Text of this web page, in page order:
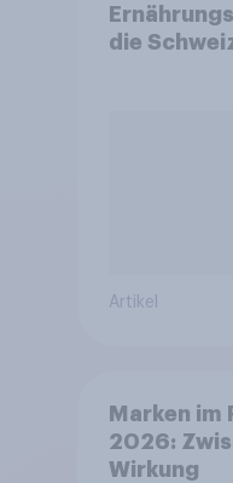
die
Artikel
Marken im
2026:
Wirkung